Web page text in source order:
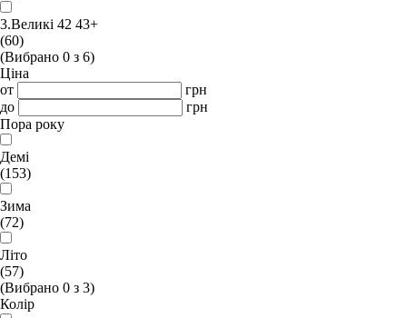
3.Великі 42 43+
(60)
(Вибрано 0 з 6)
Ціна
от
грн
до
грн
Пора року
Демі
(153)
Зима
(72)
Літо
(57)
(Вибрано 0 з 3)
Колір